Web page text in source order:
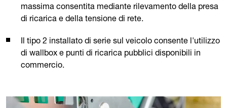
massima consentita mediante rilevamento della presa
di ricarica e della tensione di rete.
Il tipo 2 installato di serie sul veicolo consente l'utilizzo
di wallbox e punti di ricarica pubblici disponibili in
commercio.